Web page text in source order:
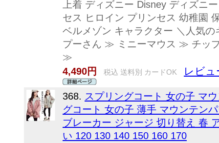
上着 ディズニー Disney ディズニ
セス ヒロイン プリンセス 幼稚園
ベルメゾン キャラクター ＼人気
プーさん ≫ ミニーマウス ≫ チッ
≫
4,490円
税込 送料別 カードOK レビュ
368. スプリングコート 女の子 マ
グコート 女の子 薄手 マウンテン
ブレーカー ジャージ 切り替え 春
い 120 130 140 150 160 170